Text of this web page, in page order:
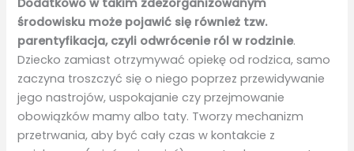
Dodatkowo w takim zdezorganizowanym
środowisku może pojawić się również tzw.
parentyfikacja, czyli odwrócenie ról w rodzinie.
Dziecko zamiast otrzymywać opiekę od rodzica, samo
zaczyna troszczyć się o niego poprzez przewidywanie
jego nastrojów, uspokajanie czy przejmowanie
obowiązków mamy albo taty. Tworzy mechanizm
przetrwania, aby być cały czas w kontakcie z